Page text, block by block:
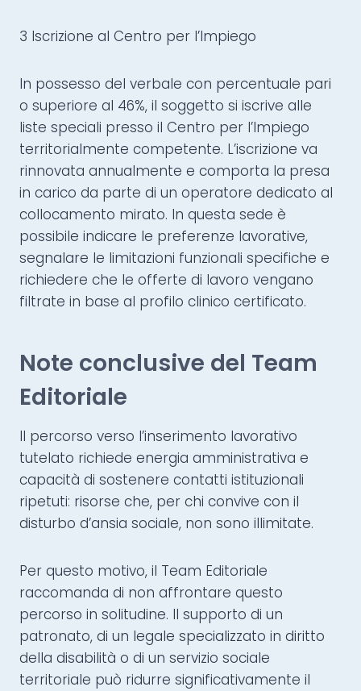
3 Iscrizione al Centro per l’Impiego
In possesso del verbale con percentuale pari
o superiore al 46%, il soggetto si iscrive alle
liste speciali presso il Centro per l’Impiego
territorialmente competente. L’iscrizione va
rinnovata annualmente e comporta la presa
in carico da parte di un operatore dedicato al
collocamento mirato. In questa sede è
possibile indicare le preferenze lavorative,
segnalare le limitazioni funzionali specifiche e
richiedere che le offerte di lavoro vengano
filtrate in base al profilo clinico certificato.
Note conclusive del Team
Editoriale
Il percorso verso l’inserimento lavorativo
tutelato richiede energia amministrativa e
capacità di sostenere contatti istituzionali
ripetuti: risorse che, per chi convive con il
disturbo d’ansia sociale, non sono illimitate.
Per questo motivo, il Team Editoriale
raccomanda di non affrontare questo
percorso in solitudine. Il supporto di un
patronato, di un legale specializzato in diritto
della disabilità o di un servizio sociale
territoriale può ridurre significativamente il